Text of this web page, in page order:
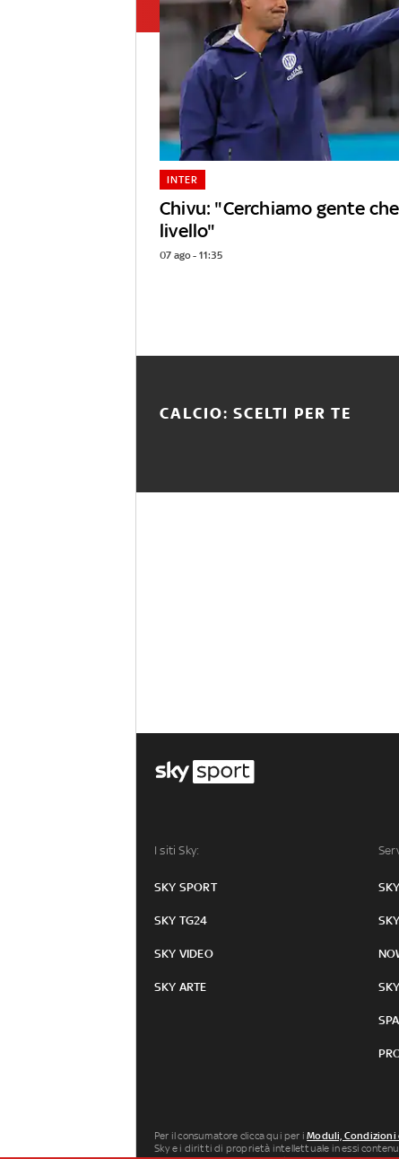
Chivu: "Cerchiamo gente
livello"
INTER
07 ago - 11:35
CALCIO: SCELTI PER TE
I siti Sky:
SKY SPORT
SKY TG24
SKY VIDEO
SKY ARTE
Per il consumatore clicca qui per iModuli,
Sky e i diritti di proprietà intellettuale in essi